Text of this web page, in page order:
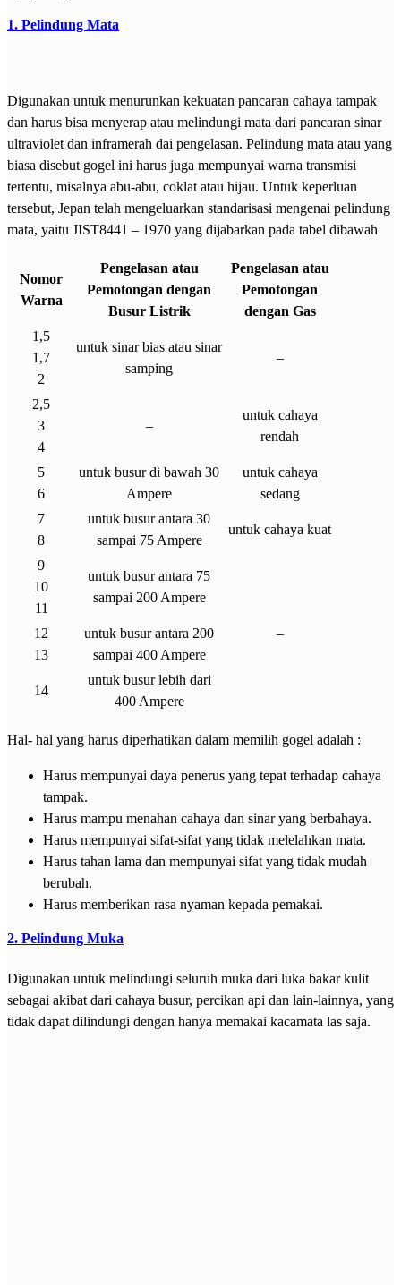
1. Pelindung Mata
Digunakan untuk menurunkan kekuatan pancaran cahaya tampak
dan harus bisa menyerap atau melindungi mata dari pancaran sinar
ultraviolet dan inframerah dai pengelasan. Pelindung mata atau yang
biasa disebut gogel ini harus juga mempunyai warna transmisi
tertentu, misalnya abu-abu, coklat atau hijau. Untuk keperluan
tersebut, Jepan telah mengeluarkan standarisasi mengenai pelindung
mata, yaitu JIST8441 – 1970 yang dijabarkan pada tabel dibawah
Nomor
Warna
Pengelasan atau
Pemotongan dengan
Busur Listrik
Pengelasan atau
Pemotongan
dengan Gas
1,5
1,7
2
untuk sinar bias atau sinar
samping
–
2,5
3
4
–
untuk cahaya
rendah
5
6
untuk busur di bawah 30
Ampere
untuk cahaya
sedang
7
8
untuk busur antara 30
sampai 75 Ampere
untuk cahaya kuat
9
10
11
untuk busur antara 75
sampai 200 Ampere
–
12
13
untuk busur antara 200
sampai 400 Ampere
14
untuk busur lebih dari
400 Ampere
Hal- hal yang harus diperhatikan dalam memilih gogel adalah :
Harus mempunyai daya penerus yang tepat terhadap cahaya
tampak.
Harus mampu menahan cahaya dan sinar yang berbahaya.
Harus mempunyai sifat-sifat yang tidak melelahkan mata.
Harus tahan lama dan mempunyai sifat yang tidak mudah
berubah.
Harus memberikan rasa nyaman kepada pemakai.
2. Pelindung Muka
Digunakan untuk melindungi seluruh muka dari luka bakar kulit
sebagai akibat dari cahaya busur, percikan api dan lain-lainnya, yang
tidak dapat dilindungi dengan hanya memakai kacamata las saja.